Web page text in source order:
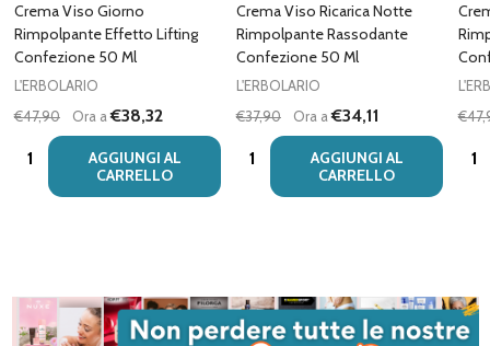
Crema Viso Giorno
Rimpolpante Effetto Lifting
Confezione 50 Ml
L'ERBOLARIO
€47,90
Ora a€38,32
Quantità:
AGGIUNGI AL
CARRELLO
Crema Viso Ricarica Notte
Rimpolpante Rassodante
Confezione 50 Ml
L'ERBOLARIO
€37,90
Ora a€34,11
Quantità:
AGGIUNGI AL
CARRELLO